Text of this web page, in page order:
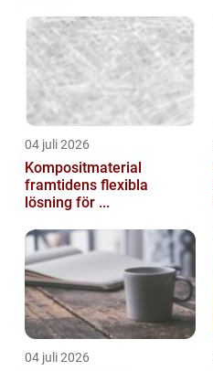
04 juli 2026
Kompositmaterial
framtidens flexibla
lösning för ...
04 juli 2026